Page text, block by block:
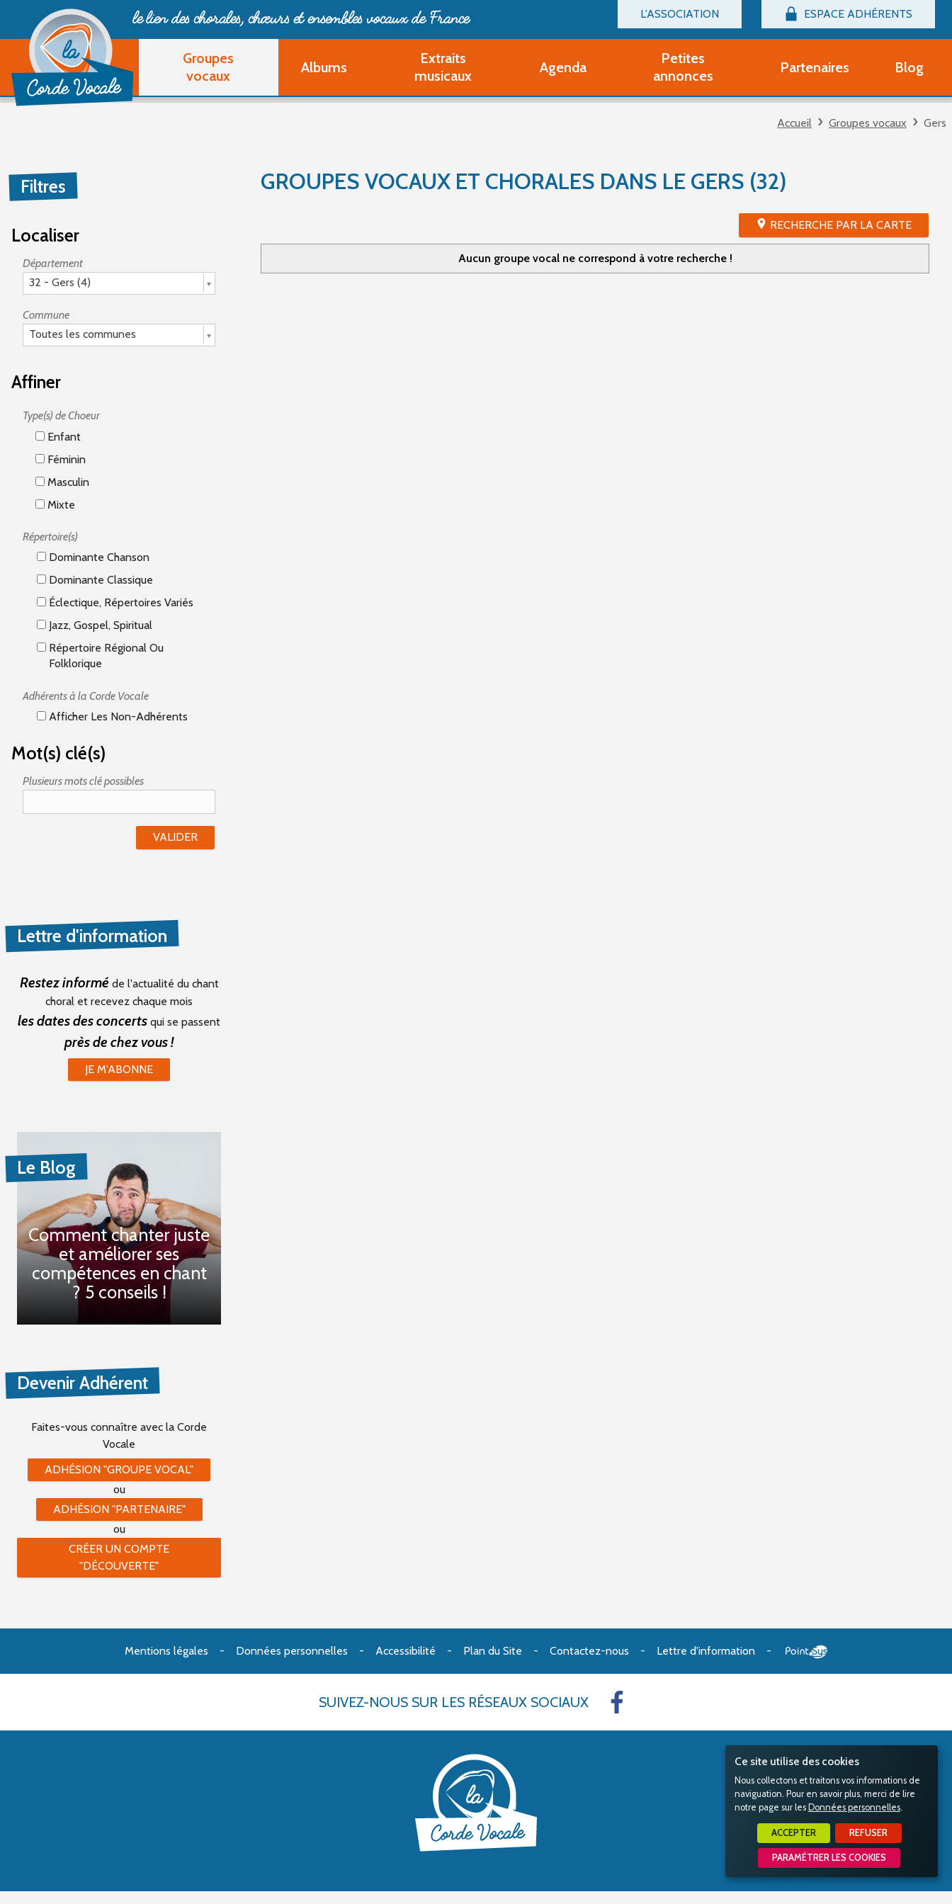
Ce site utilise des cookies
Nous collectons et traitons vos informations de
naviguation. Pour en savoir plus, merci de lire
notre page sur les Données personnelles.
ACCEPTER REFUSER
PARAMÉTRER LES COOKIES
L'ASSOCIATION
Billetterie
Devenir adhérent Groupe Vocal
Devenir adhérent Partenaire
ESPACE ADHÉRENTS
Connexion
le lien des chorales, chœurset ensembles vocaux de France
Groupes
vocaux
Albums
Extraits
musicaux
Agenda
Petites
annonces
Partenaires Blog
Accueil Groupes vocaux Gers
Filtres
Localiser
Département
32 - Gers (4)
Commune
Toutes les communes
Affiner
Type(s) de Choeur
Enfant
Féminin
Masculin
Mixte
Répertoire(s)
Dominante Chanson
Dominante Classique
Éclectique, Répertoires Variés
Jazz, Gospel, Spiritual
Répertoire Régional Ou
Folklorique
Adhérents à la Corde Vocale
Afficher Les Non-Adhérents
Mot(s) clé(s)
Plusieurs mots clé possibles
GROUPES VOCAUX ET CHORALES DANS LE GERS (32)
RECHERCHE PAR LA CARTE
Aucun groupe vocal ne correspond à votre recherche !
Lettre d'information
Restez informé de l'actualité du chant
choral et recevez chaque mois
les dates des concerts qui se passent
près de chez vous !
JE M'ABONNE
Le Blog
Comment chanter juste
et améliorer ses
compétences en chant
? 5 conseils !
Devenir Adhérent
Faites-vous connaître avec la Corde
Vocale
ADHÉSION "GROUPE VOCAL"
ou
ADHÉSION "PARTENAIRE"
ou
CRÉER UN COMPTE
"DÉCOUVERTE"
Mentions légales Données personnelles Accessibilité Plan du Site Contactez-nous Lettre d'information
SUIVEZ-NOUS SUR LES RÉSEAUX SOCIAUX